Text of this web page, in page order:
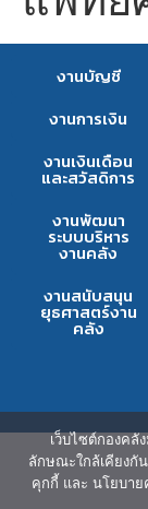
งานบัญชี
งานการเงิน
งานเงินเดือน
และสวัสดิการ
งานพัฒนา
ระบบบริหาร
งานคลัง
งานสนับสนุน
ยุธศาสตร์งาน
คลัง
เว็บไซต์กองคลั
ลักษณะใกล้เคียงกั
คุกกี้ และ นโยบาย